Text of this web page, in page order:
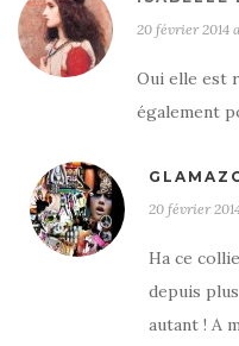
20 février 2014
Oui elle est
également
20 février
Ha ce
depuis
autant ! A